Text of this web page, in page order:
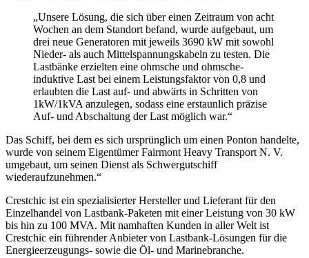
„Unsere Lösung, die sich über einen Zeitraum von acht
Wochen an dem Standort befand, wurde aufgebaut, um
drei neue Generatoren mit jeweils 3690 kW mit sowohl
Nieder- als auch Mittelspannungskabeln zu testen. Die
Lastbänke erzielten eine ohmsche und ohmsche-
induktive Last bei einem Leistungsfaktor von 0,8 und
erlaubten die Last auf- und abwärts in Schritten von
1kW/1kVA anzulegen, sodass eine erstaunlich präzise
Auf- und Abschaltung der Last möglich war.“
Das Schiff, bei dem es sich ursprünglich um einen Ponton handelte,
wurde von seinem Eigentümer Fairmont Heavy Transport N. V.
umgebaut, um seinen Dienst als Schwergutschiff
wiederaufzunehmen.“
Crestchic ist ein spezialisierter Hersteller und Lieferant für den
Einzelhandel von Lastbank-Paketen mit einer Leistung von 30 kW
bis hin zu 100 MVA. Mit namhaften Kunden in aller Welt ist
Crestchic ein führender Anbieter von Lastbank-Lösungen für die
Energieerzeugungs- sowie die Öl- und Marinebranche.